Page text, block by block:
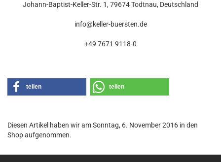
Johann-Baptist-Keller-Str. 1, 79674 Todtnau, Deutschland
info@keller-buersten.de
+49 7671 9118-0
teilen teilen
Diesen Artikel haben wir am Sonntag, 6. November 2016 in den
Shop aufgenommen.